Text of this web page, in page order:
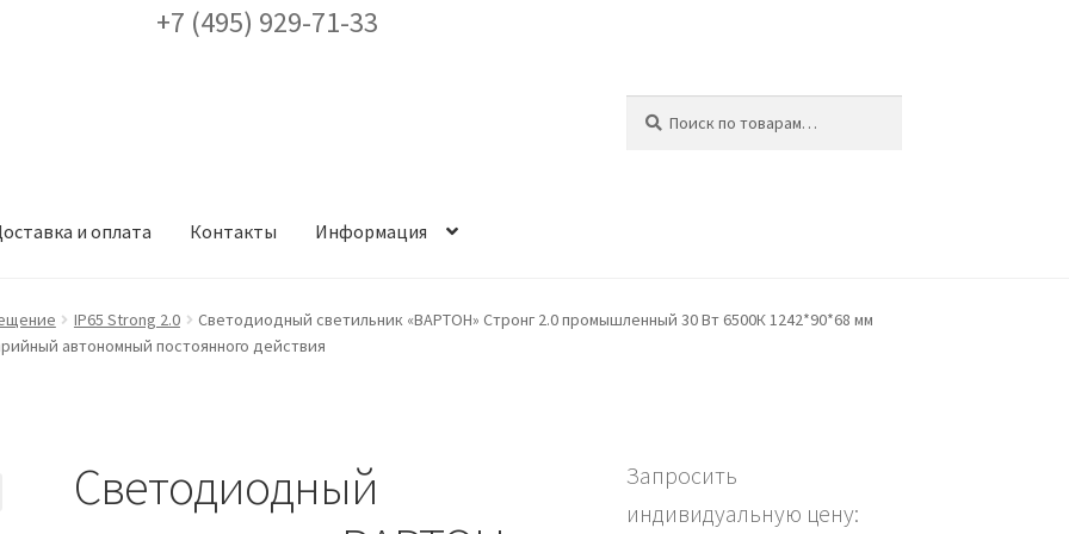
+7 (495) 929-71-33
и оплата Контакты Информация
Доставка и оплатаЗаказ проекта освещения Контакты Корзина
СертификатыТаблица выбора вводного щитка
IP65 Strong 2.0
Светодиодный светильник «ВАРТОН» Стронг 2.0 промышленный 30 Вт 6500К 1242*90*68 мм
автономный постоянного действия
Светодиодный
Запросить
индивидуальную цену: